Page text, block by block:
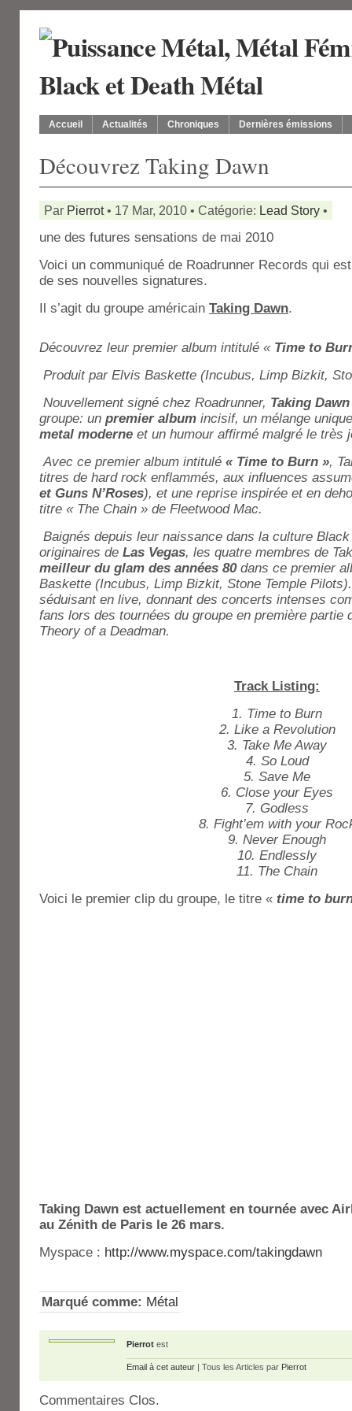
Accueil Actualités Chroniques Dernières émissions
Découvrez Taking Dawn
Par Pierrot• 17 Mar, 2010 • Catégorie: Lead Story •
une des futures sensations de mai 2010
Voici un communiqué de Roadrunner Records qui
de ses nouvelles signatures.
Il s’agit du groupe américain Taking Dawn.
Découvrez leur premier album intitulé « Time to
Produit par Elvis Baskette (Incubus, Limp Bizkit,
Nouvellement signé chez Roadrunner, Taking Dawn
groupe: un premier album incisif, un mélange
metal moderne et un humour affirmé malgré le très
Avec ce premier album intitulé « Time to Burn »,
titres de hard rock enflammés, aux influences
et Guns N’Roses), et une reprise inspirée et en
titre « The Chain » de Fleetwood Mac.
Baignés depuis leur naissance dans la culture
originaires de Las Vegas, les quatre membres de
meilleur du glam des années 80dans ce premier
Baskette (Incubus, Limp Bizkit, Stone Temple
séduisant en live, donnant des concerts intenses
fans lors des tournées du groupe en première partie
Theory of a Deadman.
Track Listing:
1. Time to Burn
2. Like a Revolution
3. Take Me Away
4. So Loud
5. Save Me
6. Close your Eyes
7. Godless
8. Fight’em with your
9. Never Enough
10. Endlessly
11. The Chain
Voici le premier clip du groupe, le titre « time to
Taking Dawn est actuellement en tournée avec
au Zénith de Paris le 26 mars.
Myspace : http://www.myspace.com/takingdawn
Marqué comme: Métal
Pierrot est
Email à cet auteur | Tous les Articles par Pierrot
Commentaires Clos.